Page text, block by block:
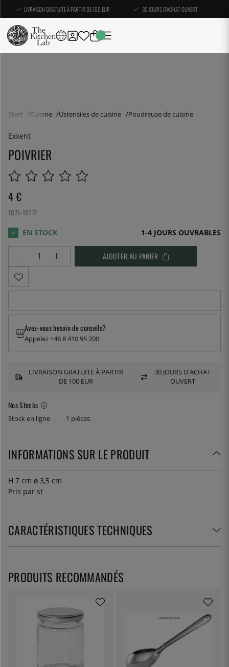
LIVRAISON GRATUITE À PARTIR DE 100 EUR 30 JOURS D'ACHAT OUVERT
Start Cuisine Ustensiles de cuisine Poudreuse de cuisine
Exxent
POIVRIER
4 €
1071-10117
1-4 JOURS OUVRABLES
AJOUTER AU PANIER
Nos Stocks
Stock en ligne 1 pièces
Avez-vous besoin de conseils?
Appelez +46 8 410 95 200
LIVRAISON GRATUITE À PARTIR
DE 100 EUR
30 JOURS D'ACHAT
OUVERT
INFORMATIONS SUR LE PRODUIT
H 7 cm ø 3,5 cm
Pris par st
CARACTÉRISTIQUES TECHNIQUES
PRODUITS RECOMMANDÉS